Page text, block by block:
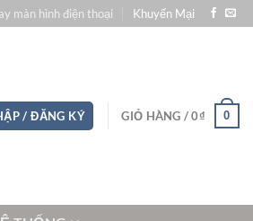
màn hình điện thoại Khuyến Mại
/ ĐĂNG KÝ GIỎ HÀNG /0₫ 0